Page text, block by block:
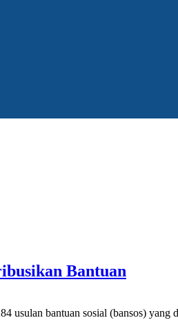
Bantuan
bantuan sosial (bansos)